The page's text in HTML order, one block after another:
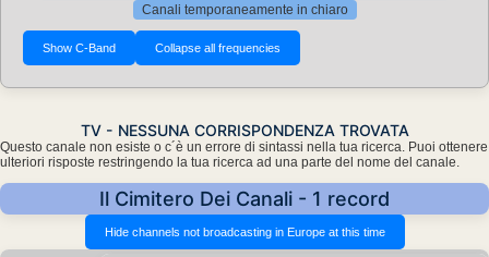
Canali temporaneamente in chiaro
TV - NESSUNA CORRISPONDENZA TROVATA
Questo canale non esiste o c´è un errore di sintassi nella tua ricerca. Puoi ottenere
ulteriori risposte restringendo la tua ricerca ad una parte del nome del canale.
Il Cimitero Dei Canali - 1 record